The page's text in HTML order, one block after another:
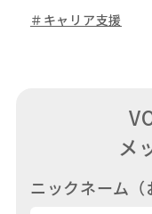
＃キャリア支援
メ
ニックネーム